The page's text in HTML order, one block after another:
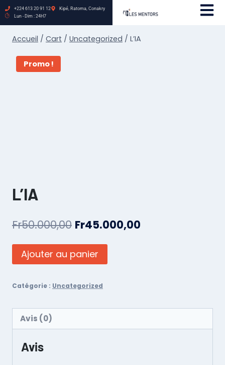
+224 613 20 91 12
Kipé, Ratoma, Conakry
Lun - Dim : 24H7
Accueil / Cart / Uncategorized / L’IA
Promo !
L’IA
Fr50.000,00 Fr45.000,00
Ajouter au panier
Catégorie : Uncategorized
Avis (0)
Avis